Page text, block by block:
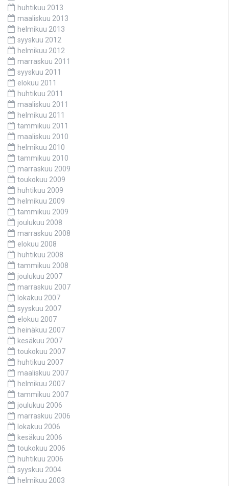
huhtikuu 2013
maaliskuu 2013
helmikuu 2013
syyskuu 2012
helmikuu 2012
marraskuu 2011
syyskuu 2011
elokuu 2011
huhtikuu 2011
maaliskuu 2011
helmikuu 2011
tammikuu 2011
maaliskuu 2010
helmikuu 2010
tammikuu 2010
marraskuu 2009
toukokuu 2009
huhtikuu 2009
helmikuu 2009
tammikuu 2009
joulukuu 2008
marraskuu 2008
elokuu 2008
huhtikuu 2008
tammikuu 2008
joulukuu 2007
marraskuu 2007
lokakuu 2007
syyskuu 2007
elokuu 2007
heinäkuu 2007
kesäkuu 2007
toukokuu 2007
huhtikuu 2007
maaliskuu 2007
helmikuu 2007
tammikuu 2007
joulukuu 2006
marraskuu 2006
lokakuu 2006
kesäkuu 2006
toukokuu 2006
huhtikuu 2006
syyskuu 2004
helmikuu 2003